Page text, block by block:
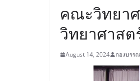
คณะวิทยา
วิทยาศาสต
August 14, 2024 กองบรร